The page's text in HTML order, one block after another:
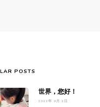
POSTS
世界，您好！
2022年 9月 2日